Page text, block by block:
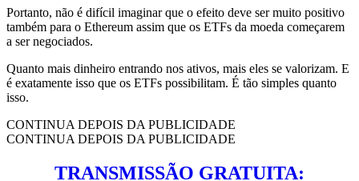
Portanto, não é difícil imaginar que o efeito deve ser muito positivo
também para o Ethereum assim que os ETFs da moeda começarem
a ser negociados.
Quanto mais dinheiro entrando nos ativos, mais eles se valorizam. E
é exatamente isso que os ETFs possibilitam. É tão simples quanto
isso.
CONTINUA DEPOIS DA PUBLICIDADE
CONTINUA DEPOIS DA PUBLICIDADE
TRANSMISSÃO GRATUITA: